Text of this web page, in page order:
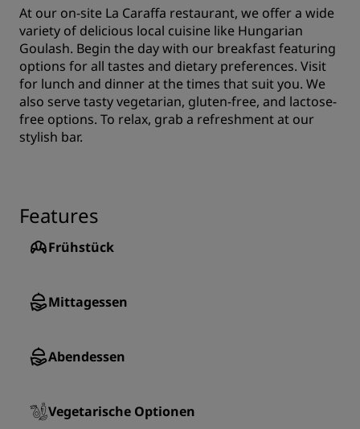
At our on-site La Caraffa restaurant, we offer a wide
variety of delicious local cuisine like Hungarian
Goulash. Begin the day with our breakfast featuring
options for all tastes and dietary preferences. Visit
for lunch and dinner at the times that suit you. We
also serve tasty vegetarian, gluten-free, and lactose-
free options. To relax, grab a refreshment at our
stylish bar.
Features
Frühstück
Mittagessen
Abendessen
Vegetarische Optionen